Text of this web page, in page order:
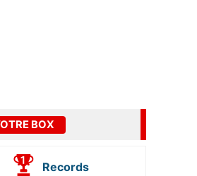
BOX
Records